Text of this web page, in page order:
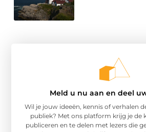
Meld u nu aan en deel
Wil je jouw ideeën, kennis of verhalen
publiek? Met ons platform krijg je de
publiceren en te delen met lezers die